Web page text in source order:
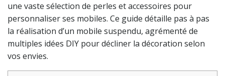
une vaste sélection de perles et accessoires pour
personnaliser ses mobiles. Ce guide détaille pas à pas
la réalisation d’un mobile suspendu, agrémenté de
multiples idées DIY pour décliner la décoration selon
vos envies.